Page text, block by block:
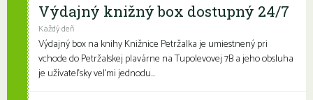
Výdajný knižný box dostupný 24/7
Každý deň
Výdajný box na knihy Knižnice Petržalka je umiestnený pri
vchode do Petržalskej plavárne na Tupolevovej 7B a jeho obsluha
je užívateľsky veľmi jednodu...